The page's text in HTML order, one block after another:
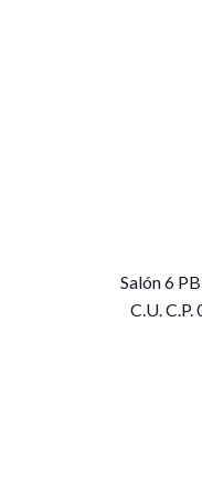
Salón 6
C.U.